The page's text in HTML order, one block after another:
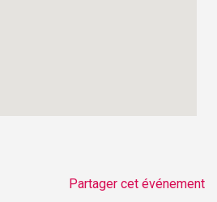
Partager cet événement